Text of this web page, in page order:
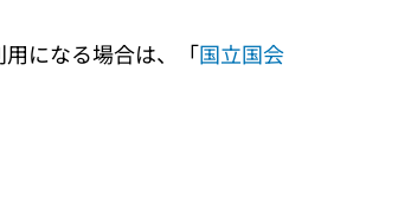
になる場合は、「国立国会